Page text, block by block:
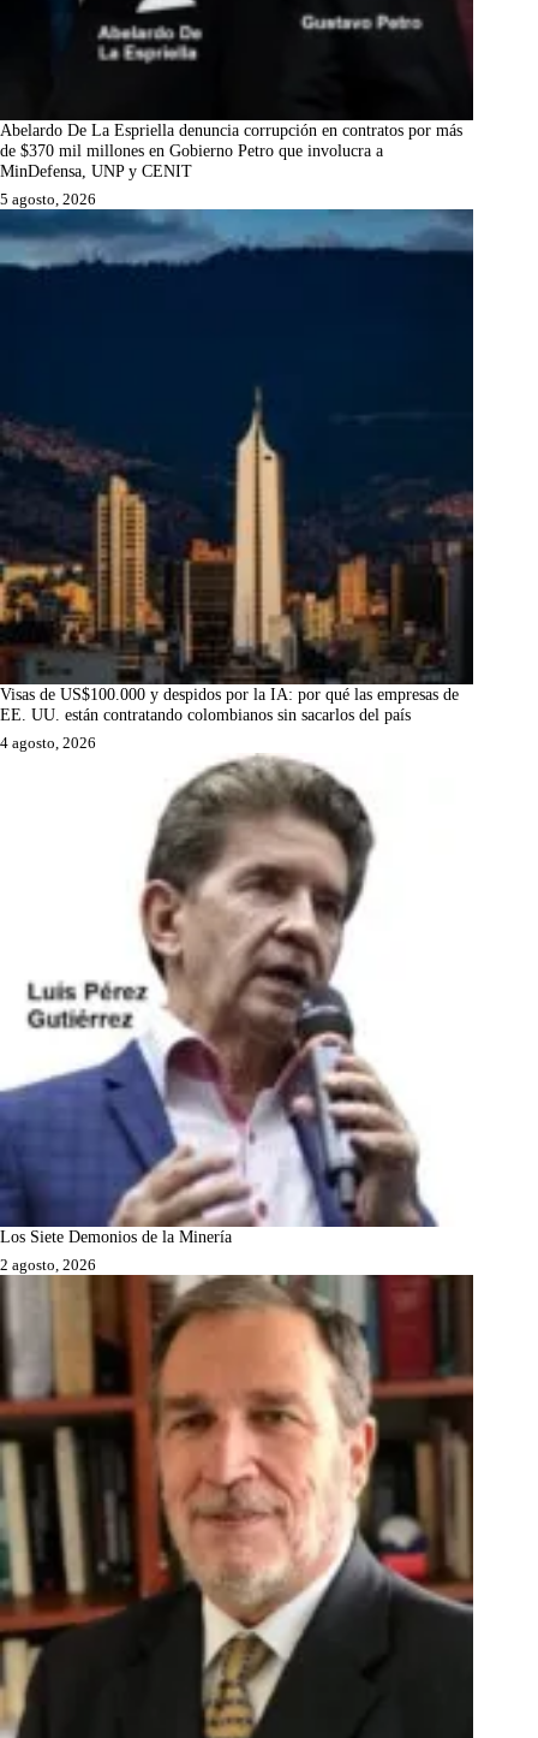
Abelardo De La Espriella denuncia corrupción en contratos por más
de $370 mil millones en Gobierno Petro que involucra a
MinDefensa, UNP y CENIT
5 agosto, 2026
Visas de US$100.000 y despidos por la IA: por qué las empresas de
EE. UU. están contratando colombianos sin sacarlos del país
4 agosto, 2026
Los Siete Demonios de la Minería
2 agosto, 2026